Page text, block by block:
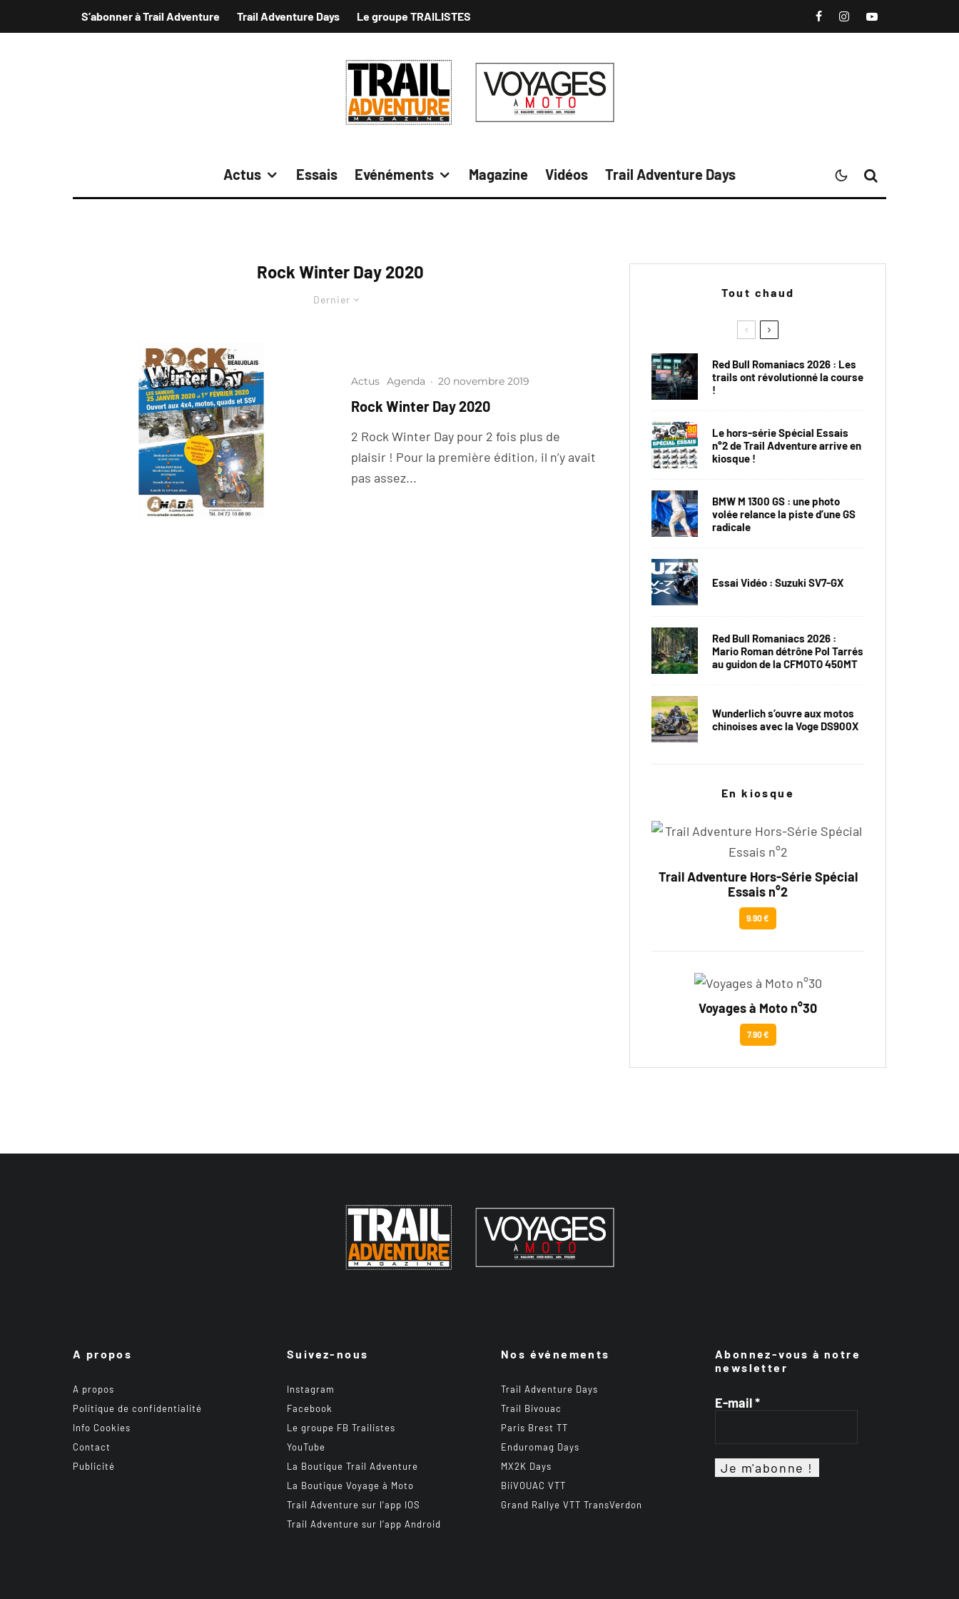
S’abonner à Trail Adventure Trail Adventure Days Le groupe TRAILISTES
Actus Essais Evénéments Magazine Vidéos Trail Adventure Days
Rock Winter Day 2020
Dernier
Actus Agenda · 20 novembre 2019
Rock Winter Day 2020
2 Rock Winter Day pour 2 fois plus de
plaisir ! Pour la première édition, il n’y avait
pas assez...
Tout chaud
Red Bull Romaniacs 2026 : Les
trails ont révolutionné la course
!
Le hors-série Spécial Essais
n°2 de Trail Adventure arrive en
kiosque !
BMW M 1300 GS : une photo
volée relance la piste d’une GS
radicale
Essai Vidéo : Suzuki SV7-GX
Red Bull Romaniacs 2026 :
Mario Roman détrône Pol Tarrés
au guidon de la CFMOTO 450MT
Wunderlich s’ouvre aux motos
chinoises avec la Voge DS900X
En kiosque
Trail Adventure Hors-Série Spécial
Essais n°2
9.90 €
Voyages à Moto n°30
7.90 €
A propos
A propos
Politique de confidentialité
Info Cookies
Contact
Publicité
Suivez-nous
Instagram
Facebook
Le groupe FB Trailistes
YouTube
La Boutique Trail Adventure
La Boutique Voyage à Moto
Trail Adventure sur l’app IOS
Trail Adventure sur l’app Android
Nos événements
Trail Adventure Days
Trail Bivouac
Paris Brest TT
Enduromag Days
MX2K Days
BiiVOUAC VTT
Grand Rallye VTT TransVerdon
Abonnez-vous à notre
newsletter
E-mail*